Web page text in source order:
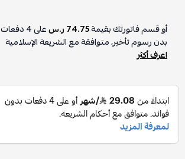
أو قسم فاتورتك بقيمة74.75 ر.س على4دفعات
بدون رسوم تأخير، متوافقة مع الشريعة الإسلامية
اعرف أكثر